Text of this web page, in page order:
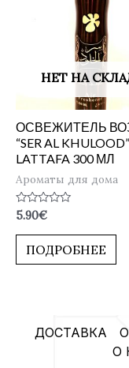
НЕТ НА
ОСВЕЖИТЕЛЬ
“SER AL KHULOOD”
LATTAFA 300 МЛ
Ароматы для дома
Оценка
0
из
5.90€
ПОДРОБНЕЕ
ДОСТАВКА
О